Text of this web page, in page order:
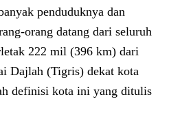
penduduknya dan
orang datang dari seluruh
222 mil (396 km) dari
Dajlah (Tigris) dekat kota
definisi kota ini yang ditulis